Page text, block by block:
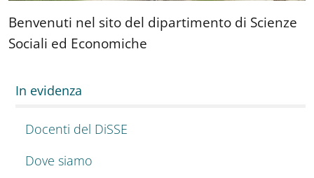
Benvenuti nel sito del dipartimento di Scienze
Sociali ed Economiche
In evidenza
Docenti del DiSSE
Dove siamo